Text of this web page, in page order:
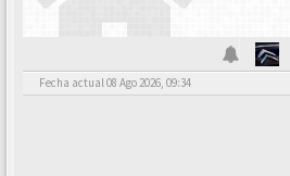
Fecha actual 08 Ago 2026, 09:34